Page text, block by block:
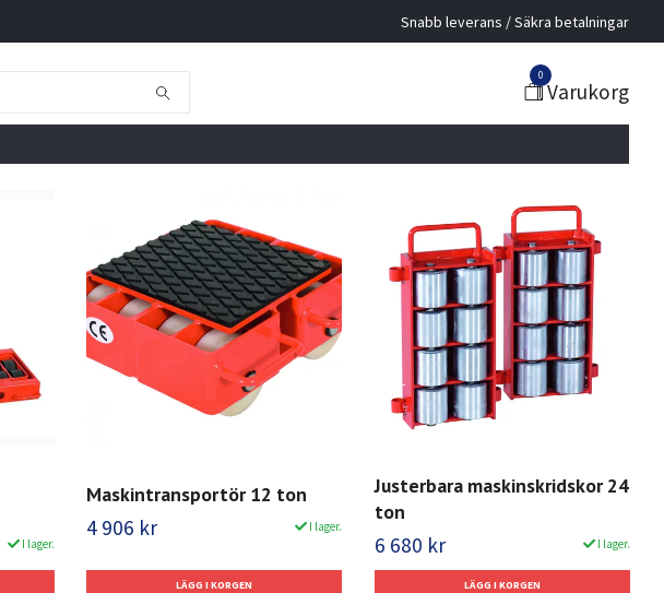
Snabb leverans / Säkra betalningar
0
Varukorg
I lager.
Maskintransportör 12 ton
4 906 kr I lager.
Justerbara maskinskridskor 24
ton
6 680 kr I lager.